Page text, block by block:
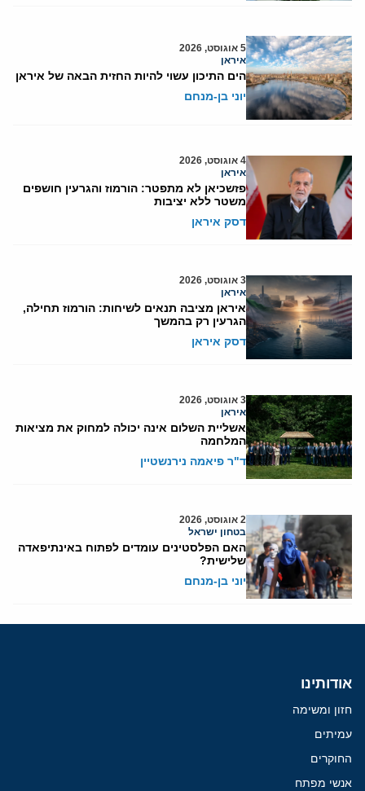
5 אוגוסט, 2026
איראן
הים התיכון עשוי להיות החזית הבאה של איראן
יוני בן-מנחם
4 אוגוסט, 2026
איראן
פזשכיאן לא מתפטר: הורמוז והגרעין חושפים
משטר ללא יציבות
דסק איראן
3 אוגוסט, 2026
איראן
איראן מציבה תנאים לשיחות: הורמוז תחילה,
הגרעין רק בהמשך
דסק איראן
3 אוגוסט, 2026
איראן
אשליית השלום אינה יכולה למחוק את מציאות
המלחמה
ד"ר פיאמה נירנשטיין
2 אוגוסט, 2026
בטחון ישראל
האם הפלסטינים עומדים לפתוח באינתיפאדה
שלישית?
יוני בן-מנחם
אודותינו
חזון ומשימה
עמיתים
החוקרים
אנשי מפתח